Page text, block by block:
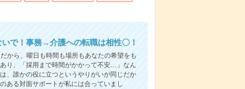
で！事務→介護への転職は相性〇！
から、曜日も時間も場所もあなたの希望をも
り、「採用まで時間がかかって不安…」なん
、誰かの役に立つというやりがいが同じだか
ある対面サポートが私には合っていまし